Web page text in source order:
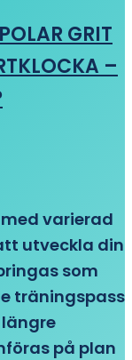
GRIT
–
varierad
utveckla din
som
träningspass
på plan